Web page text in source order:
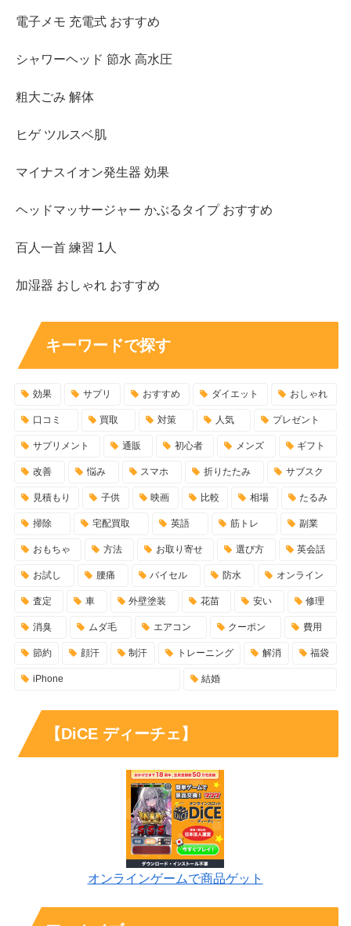
電子メモ 充電式 おすすめ
シャワーヘッド 節水 高水圧
粗大ごみ 解体
ヒゲ ツルスベ肌
マイナスイオン発生器 効果
ヘッドマッサージャー かぶるタイプ おすすめ
百人一首 練習 1人
加湿器 おしゃれ おすすめ
キーワードで探す
効果 サプリ おすすめ ダイエット おしゃれ
口コミ 買取 対策 人気 プレゼント
サプリメント 通販 初心者 メンズ ギフト
改善 悩み スマホ 折りたたみ サブスク
見積もり 子供 映画 比較 相場 たるみ
掃除 宅配買取 英語 筋トレ 副業
おもちゃ 方法 お取り寄せ 選び方 英会話
お試し 腰痛 バイセル 防水 オンライン
査定 車 外壁塗装 花苗 安い 修理
消臭 ムダ毛 エアコン クーポン 費用
節約 顔汗 制汗 トレーニング 解消 福袋
iPhone 結婚
【DiCE ディーチェ】
オンラインゲームで商品ゲット